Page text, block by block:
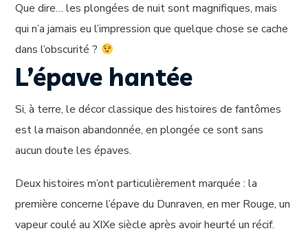
Que dire… les plongées de nuit sont magnifiques, mais
qui n’a jamais eu l’impression que quelque chose se cache
dans l’obscurité ?
L’épave hantée
Si, à terre, le décor classique des histoires de fantômes
est la maison abandonnée, en plongée ce sont sans
aucun doute les épaves.
Deux histoires m’ont particulièrement marquée : la
première concerne l’épave du Dunraven, en mer Rouge, un
vapeur coulé au XIXe siècle après avoir heurté un récif.